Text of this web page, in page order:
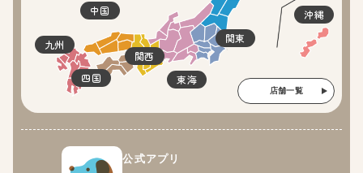
関東
東海
関西
四国
中国
九州
沖縄
店舗一覧
公式アプリ